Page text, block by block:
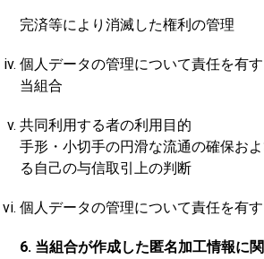
完済等により消滅した権利の管理
個人データの管理について責任を有
当組合
共同利用する者の利用目的
手形・小切手の円滑な流通の確保お
る自己の与信取引上の判断
個人データの管理について責任を有
6. 当組合が作成した匿名加工情報に